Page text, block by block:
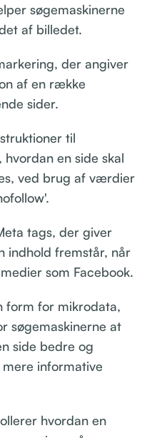
søgemaskinerne
af billedet.
der angiver
af en række
sider.
til
en side skal
ved brug af værdier
tags, der giver
indhold fremstår, når
som Facebook.
form for mikrodata,
søgemaskinerne at
side bedre og
informative
hvordan en